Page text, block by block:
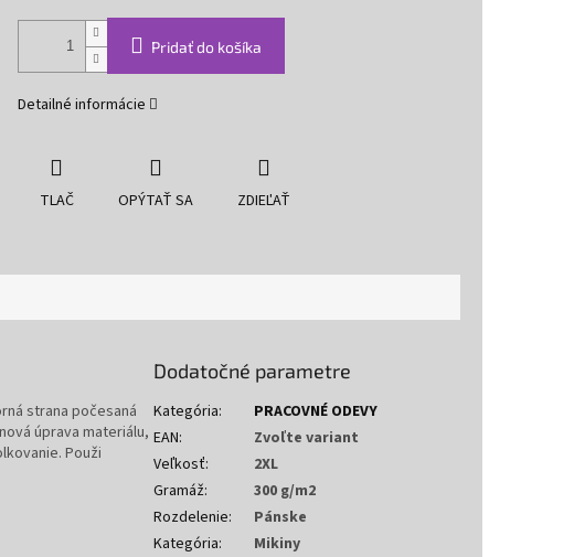
Pridať do košíka
Detailné informácie
TLAČ OPÝTAŤ SA ZDIEĽAŤ
strana počesaná
úprava materiálu,
Použi
Dodatočné parametre
Kategória:
PRACOVNÉ ODEVY
EAN:
Zvoľte variant
Veľkosť:
2XL
Gramáž:
300 g/m2
Rozdelenie:
Pánske
Kategória:
Mikiny